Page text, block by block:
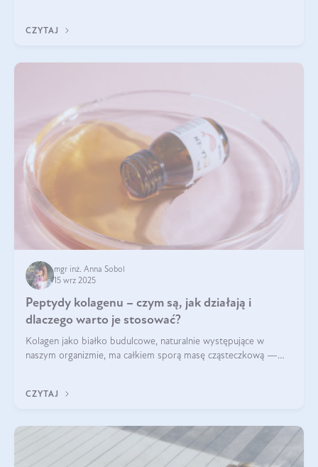
wysokiej jakości suplem
CZYTAJ
mgr inż. Anna Sobol
15 wrz 2025
Peptydy kolagenu – czym są, jak działają i
dlaczego warto je stosować?
Kolagen jako białko budulcowe, naturalnie występujące w
naszym organizmie, ma całkiem sporą masę cząsteczkową —
bardziej biodostępny
CZYTAJ